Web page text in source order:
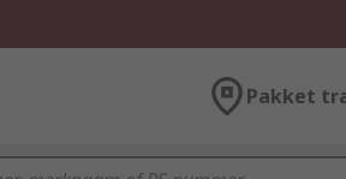
Pakket